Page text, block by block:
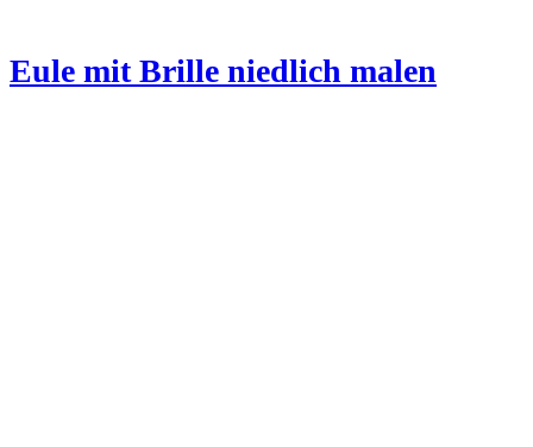
Eule mit Brille niedlich malen